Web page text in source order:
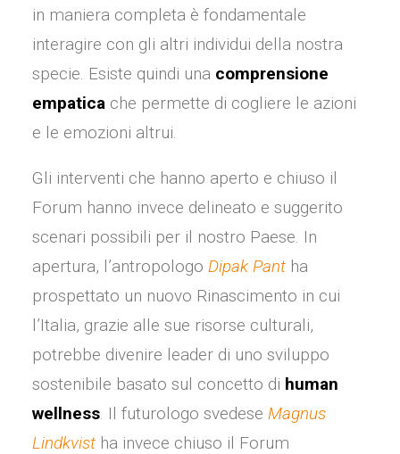
in maniera completa è fondamentale
interagire con gli altri individui della nostra
specie. Esiste quindi una comprensione
empatica che permette di cogliere le azioni
e le emozioni altrui.
Gli interventi che hanno aperto e chiuso il
Forum hanno invece delineato e suggerito
scenari possibili per il nostro Paese. In
apertura, l’antropologo Dipak Pant ha
prospettato un nuovo Rinascimento in cui
l’Italia, grazie alle sue risorse culturali,
potrebbe divenire leader di uno sviluppo
sostenibile basato sul concetto di human
wellness. Il futurologo svedese Magnus
Lindkvist ha invece chiuso il Forum